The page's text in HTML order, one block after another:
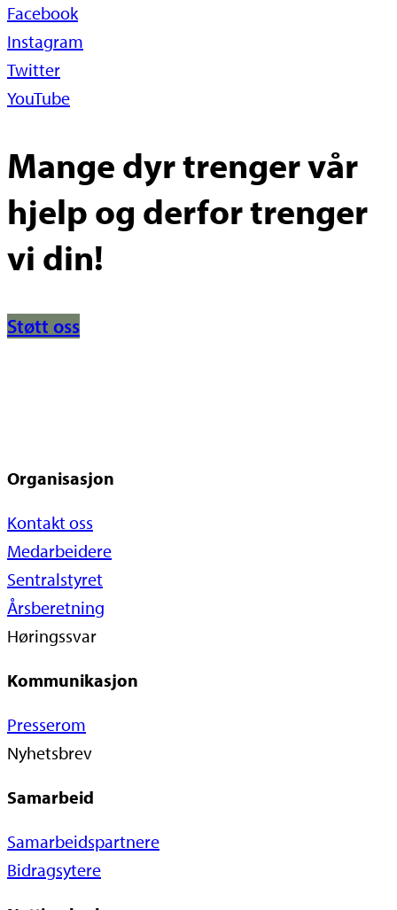
Facebook
Instagram
Twitter
YouTube
Mange dyr trenger vår
hjelp og derfor trenger
vi din!
Støtt oss
Organisasjon
Kontakt oss
Medarbeidere
Sentralstyret
Årsberetning
Høringssvar
Kommunikasjon
Presserom
Nyhetsbrev
Samarbeid
Samarbeidspartnere
Bidragsytere